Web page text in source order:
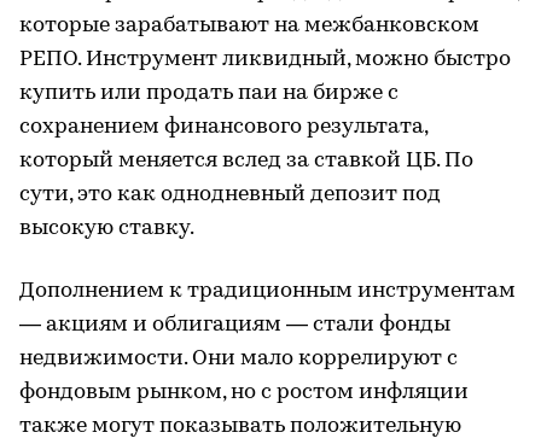
которые зарабатывают на межбанковском
РЕПО. Инструмент ликвидный, можно быстро
купить или продать паи на бирже с
сохранением финансового результата,
который меняется вслед за ставкой ЦБ. По
сути, это как однодневный депозит под
высокую ставку.
Дополнением к традиционным инструментам
— акциям и облигациям — стали фонды
недвижимости. Они мало коррелируют с
фондовым рынком, но с ростом инфляции
также могут показывать положительную